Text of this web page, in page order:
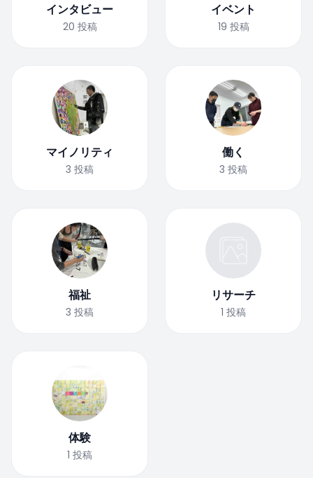
インタビュー
20 投稿
イベント
19 投稿
マイノリティ
3 投稿
働く
3 投稿
福祉
3 投稿
リサーチ
1 投稿
体験
1 投稿